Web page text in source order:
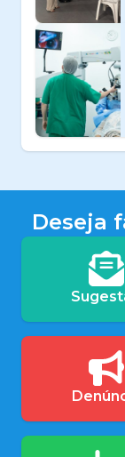
Deseja